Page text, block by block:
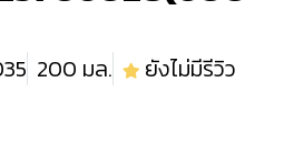
200 มล.
ยังไม่มีรีวิว